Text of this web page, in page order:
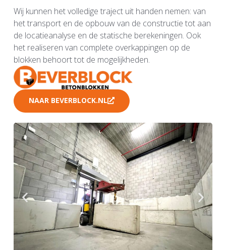
Wij kunnen het volledige traject uit handen nemen: van
het transport en de opbouw van de constructie tot aan
de locatieanalyse en de statische berekeningen. Ook
het realiseren van complete overkappingen op de
blokken behoort tot de mogelijkheden.
NAAR BEVERBLOCK.NL